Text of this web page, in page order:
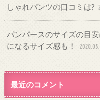
しゃれパンツの口コミは?
パンパースのサイズの目
になるサイズ感も！
最近のコメント